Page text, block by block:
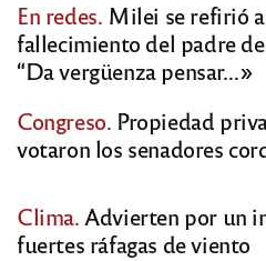
En redes. Milei se refirió
fallecimiento del padre
“Da vergüenza pensar…»
Congreso. Propiedad
votaron los senadores
Clima. Advierten por un
fuertes ráfagas de viento